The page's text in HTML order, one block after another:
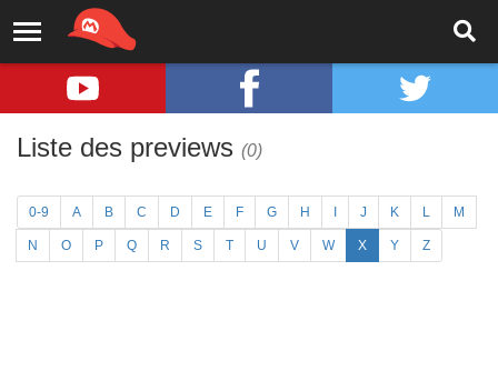
Liste des previews (0)
0-9 A B C D E F G H J K L M
N O P Q R S T U V W X Y Z